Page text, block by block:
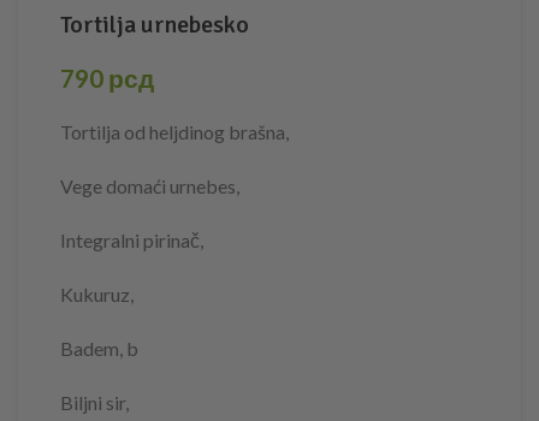
Tortilja urnebesko
790 рсд
Tortilja od heljdinog brašna,
Vege domaći urnebes,
Integralni pirinač,
Kukuruz,
Badem, b
Biljni sir,